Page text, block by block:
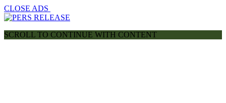
CLOSE ADS
SCROLL TO CONTINUE WITH CONTENT